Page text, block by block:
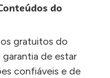
do
gratuitos do
de estar
confiáveis e de